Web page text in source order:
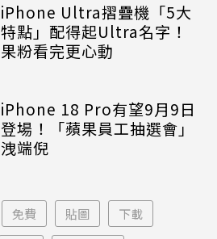
iPhone Ultra摺疊機「5大
特點」配得起Ultra名字！
果粉看完更心動
iPhone 18 Pro有望9月9日
登場！「蘋果員工抽選會」
洩端倪
免費 貼圖 下載